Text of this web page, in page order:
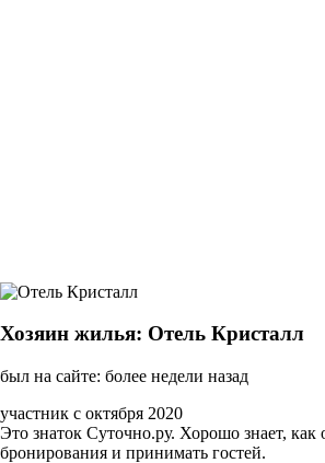
Хозяин жилья: Отель Кристалл
был на сайте: более недели назад
участник с октября 2020
Это знаток Суточно.ру. Хорошо знает, как
бронирования и принимать гостей.